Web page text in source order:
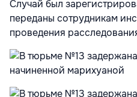
Случай был
переданы сотрудникам
проведения